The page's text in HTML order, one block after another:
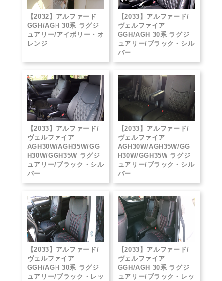
【2032】アルファード
GGH/AGH 30系 ラグジ
ュアリー/アイボリー・オ
レンジ
【2033】アルファード/
ヴェルファイア
GGH/AGH 30系 ラグジ
ュアリー/ブラック・シル
バー
【2033】アルファード/
ヴェルファイア
AGH30W/AGH35W/GG
H30W/GGH35W ラグジ
ュアリー/ブラック・シル
バー
【2033】アルファード/
ヴェルファイア
AGH30W/AGH35W/GG
H30W/GGH35W ラグジ
ュアリー/ブラック・シル
バー
【2033】アルファード/
ヴェルファイア
GGH/AGH 30系 ラグジ
ュアリー/ブラック・レッ
【2033】アルファード/
ヴェルファイア
GGH/AGH 30系 ラグジ
ュアリー/ブラック・レッ